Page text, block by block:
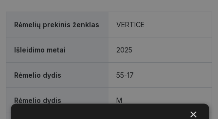
Rėmelių prekinis ženklas VERTICE
Išleidimo metai 2025
Rėmelio dydis 55-17
Rėmelio dydis M
×